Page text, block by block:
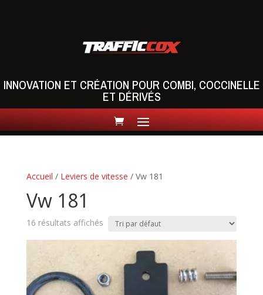
INNOVATION ET CRÉATION POUR COMBI, COCCINELLE
ET DÉRIVÉS
Accueil / Leviers de vitesse / Vw 181
Vw 181
16 résultats affichés